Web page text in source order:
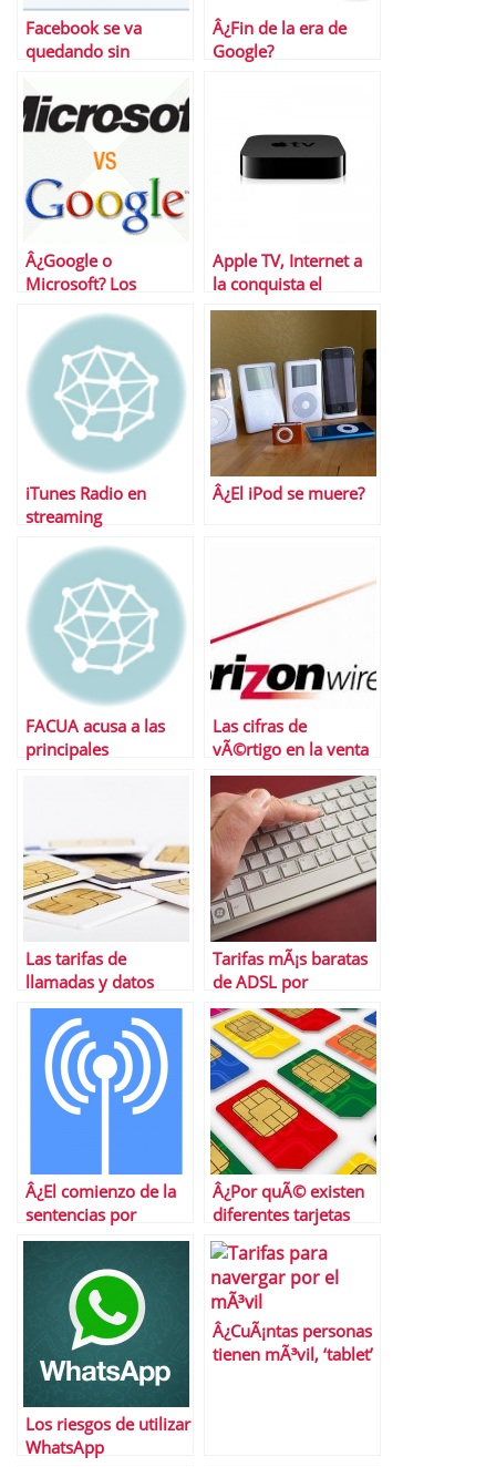
Facebook se va
quedando sin
Â¿Fin de la era de
Google?
Â¿Google o
Microsoft? Los
Google
Apple TV, Internet a
la conquista el
televisor
iTunes Radio en
streaming
Â¿El iPod se muere?
FACUA acusa a las
principales
Las cifras de
vÃ©rtigo en la venta
de la participaciÃ³n
en Verizon Wireless
por Vodafone
Las tarifas de
llamadas y datos
mÃ¡s baratas por
operadora en
Octubre
Tarifas mÃ¡s baratas
de ADSL por
operadora en
Octubre
Â¿El comienzo de la
sentencias por
descargas ilegales
Â¿Por quÃ© existen
diferentes tarjetas
SIM?
Los riesgos de utilizar
WhatsApp
Â¿CuÃ¡ntas personas
tienen mÃ³vil, ‘tablet’